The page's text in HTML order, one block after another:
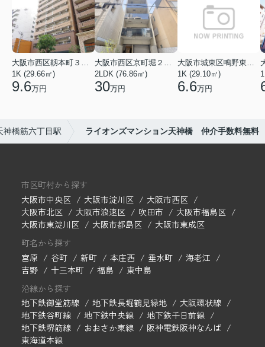
1K (29.66㎡)
9.6万円
2LDK (76.86㎡)
30万円
1K (29.10㎡)
6.6万円
神橋筋六丁目駅 ライオンズマンション天神橋 仲介手数料無料
市区町村から探す
大阪市中央区
大阪市淀川区
大阪市西区
大阪市北区
大阪市浪速区 吹田市
大阪市福島区
大阪市東淀川区
大阪市都島区
大阪市東成区
町名から探す
宮原
谷町 新町 本庄西 垂水町
海老江
吉野
十三本町 福島
東中島
沿線から探す
地下鉄御堂筋線
地下鉄長堀鶴見緑地
大阪環状線
地下鉄谷町線
地下鉄中央線
地下鉄千日前線
地下鉄堺筋線
おおさか東線
阪神電鉄阪神なんば
東海道本線